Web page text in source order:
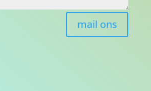
mail ons